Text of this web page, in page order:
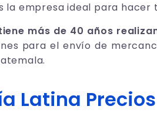
empresa ideal para hacer
más de 40 años
para el envío de
Latina Precios